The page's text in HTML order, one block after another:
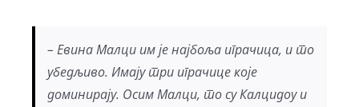
– Евина Малци им је најбоља играчица, и то
убедљиво. Имају три играчице које
доминирају. Осим Малци, то су Калцидоу и